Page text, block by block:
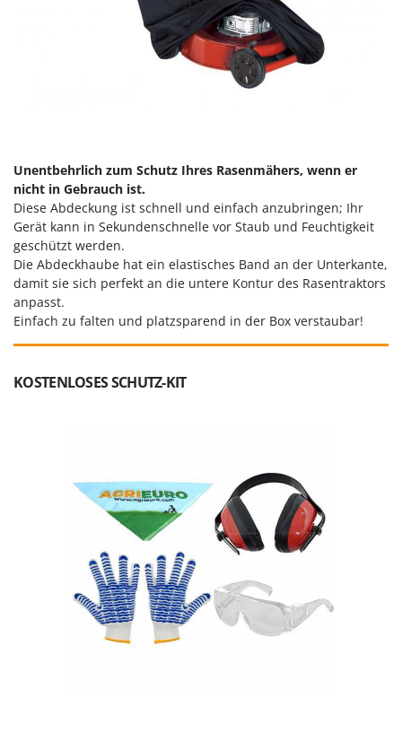
Unentbehrlich zum Schutz Ihres Rasenmähers, wenn er
nicht in Gebrauch ist.
Diese Abdeckung ist schnell und einfach anzubringen; Ihr
Gerät kann in Sekundenschnelle vor Staub und Feuchtigkeit
geschützt werden.
Die Abdeckhaube hat ein elastisches Band an der Unterkante,
damit sie sich perfekt an die untere Kontur des Rasentraktors
anpasst.
Einfach zu falten und platzsparend in der Box verstaubar!
KOSTENLOSES SCHUTZ-KIT